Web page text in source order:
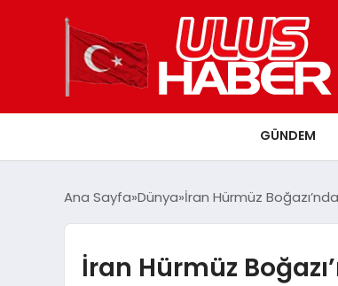
GÜNDEM
Ana Sayfa Dünya İran Hürmüz
İran Hürmüz